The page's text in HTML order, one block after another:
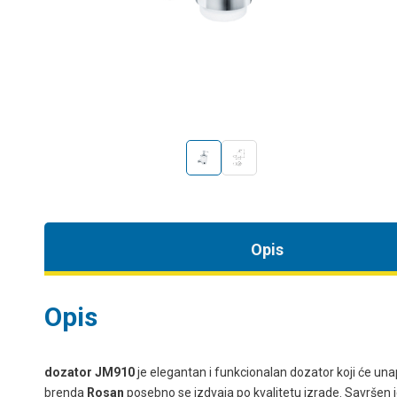
Opis
Opis
dozator JM910je elegantan i funkcionalan dozator koji će
brenda Rosan posebno se izdvaja po kvalitetu izrade. Savršen